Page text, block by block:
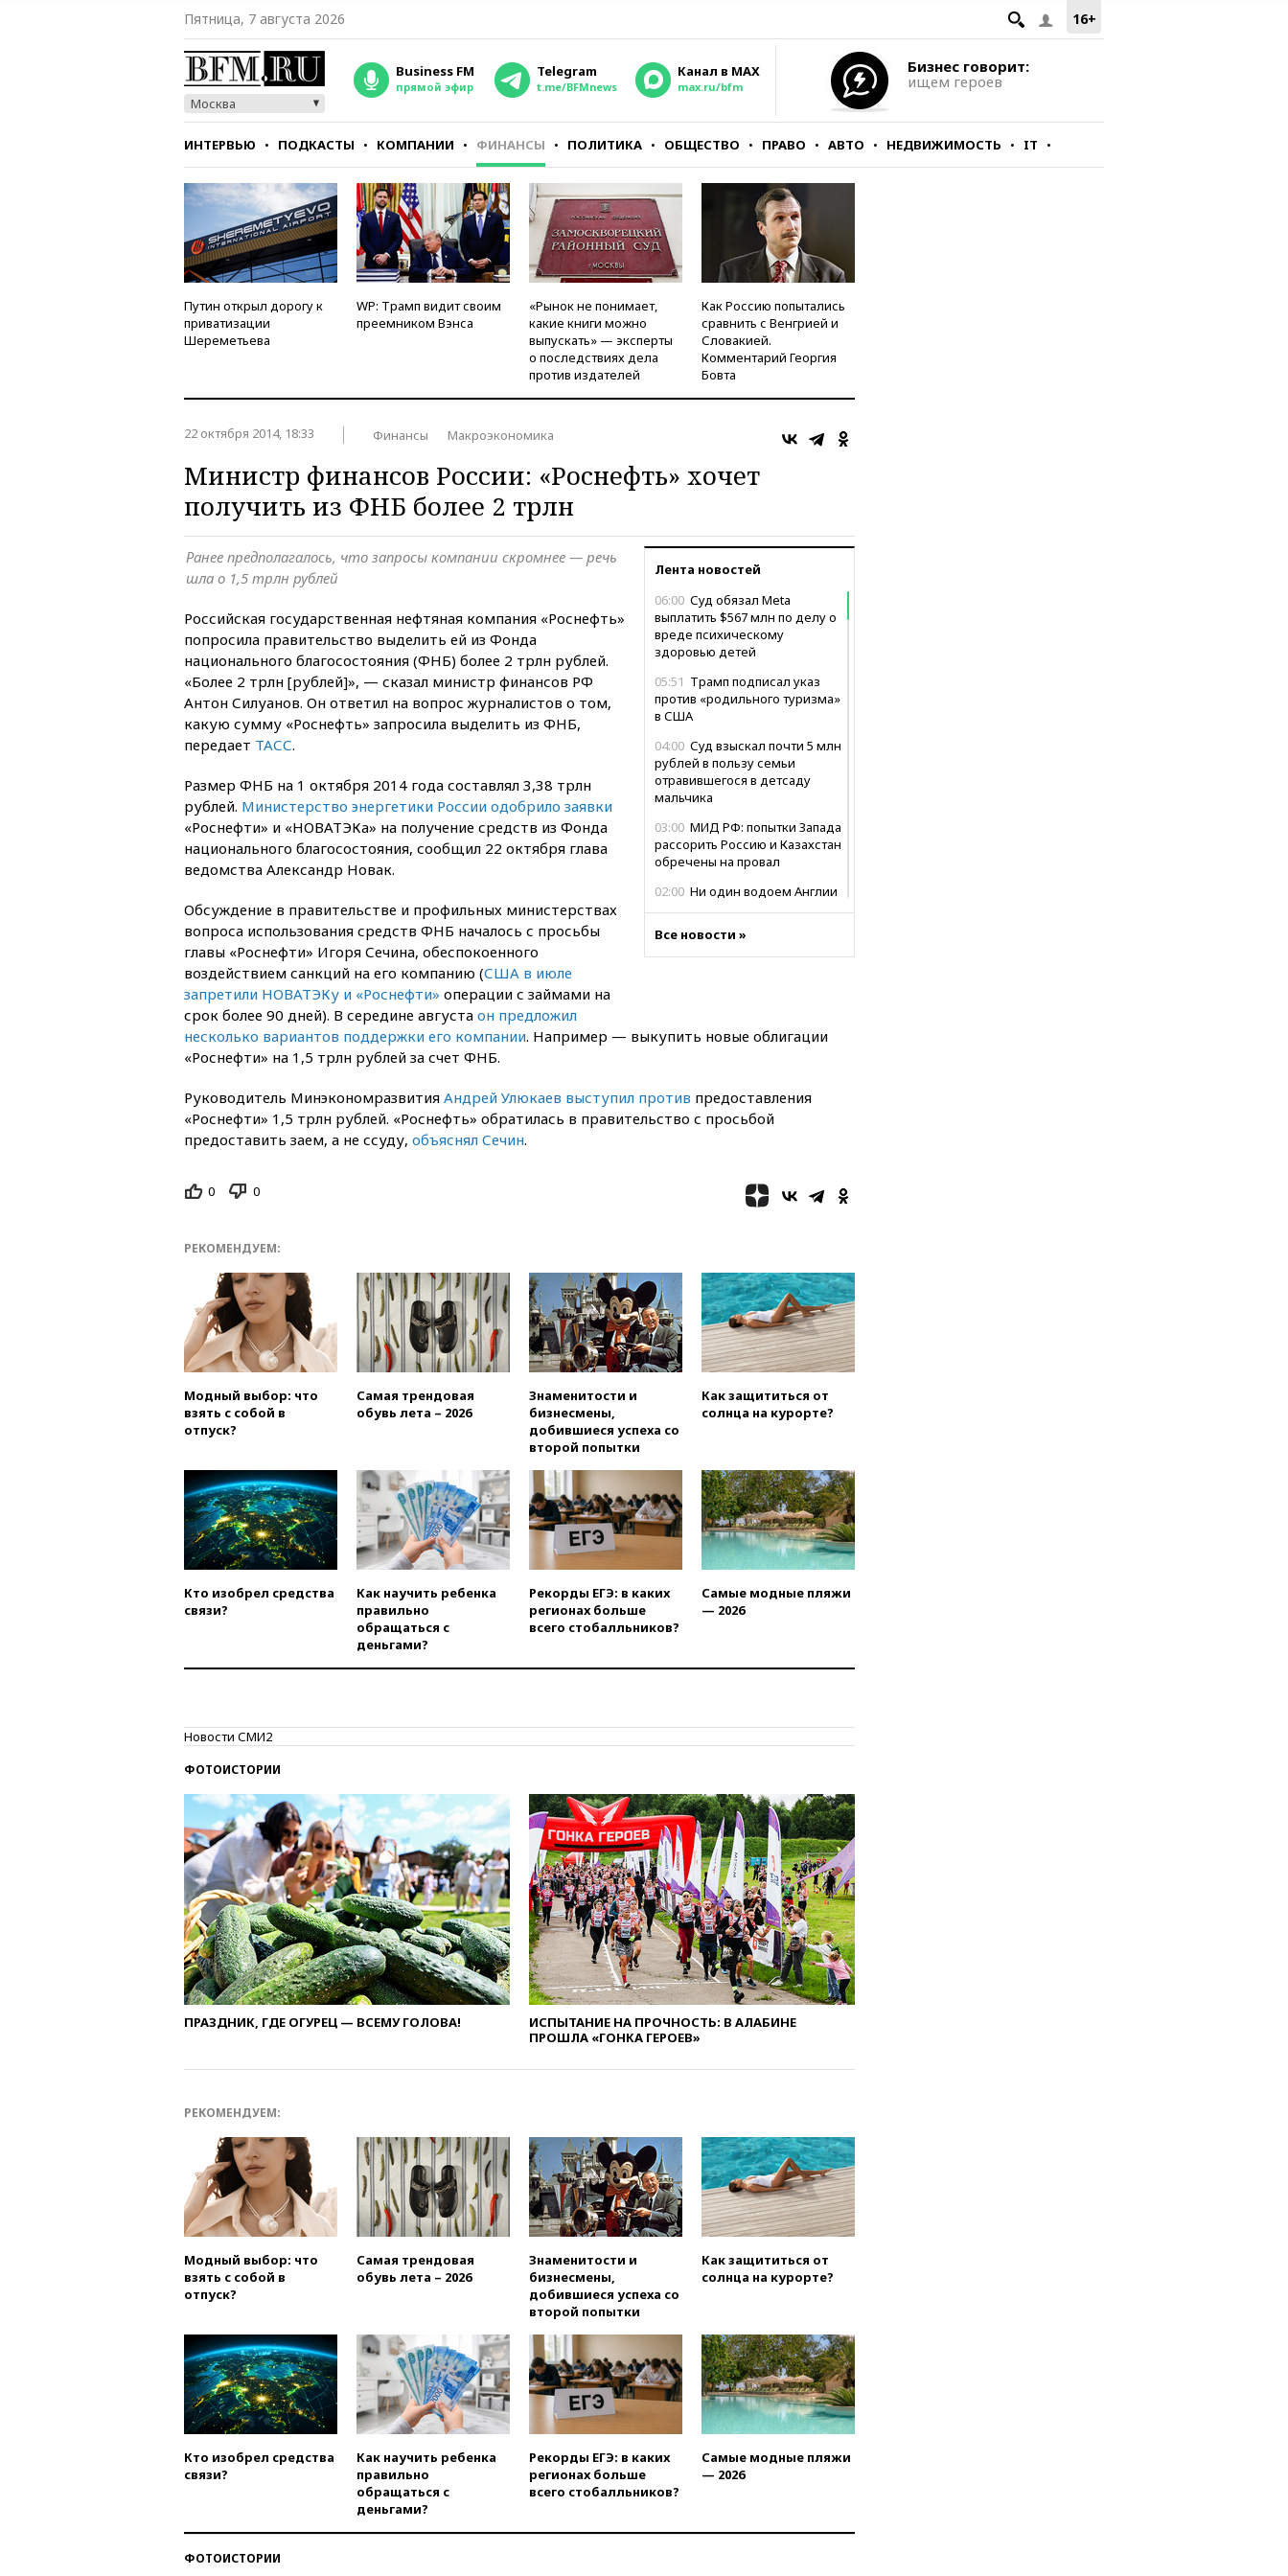
16+
Пятница, 7 августа 2026
Москва
Business FM
прямой эфир
Telegram
t.me/BFMnews
Канал в MAX
max.ru/bfm
Бизнес говорит:
ищем героев
ИНТЕРВЬЮ ПОДКАСТЫ КОМПАНИИ ФИНАНСЫ ПОЛИТИКА ОБЩЕСТВО ПРАВО АВТО НЕДВИЖИМОСТЬ IT
СТИЛЬ ТЕСТЫ
Путин открыл дорогу к
приватизации
Шереметьева
WP: Трамп видит своим
преемником Вэнса
«Рынок не понимает,
какие книги можно
выпускать» — эксперты
о последствиях дела
против издателей
Как Россию попытались
сравнить с Венгрией и
Словакией.
Комментарий Георгия
Бовта
22 октября 2014, 18:33 Финансы Макроэкономика
Министр финансов России: «Роснефть» хочет
получить из ФНБ более 2 трлн
Лента новостей
06:00 Суд обязал Meta
выплатить $567 млн по делу о
вреде психическому
здоровью детей
05:51 Трамп подписал указ
против «родильного туризма»
в США
04:00 Суд взыскал почти 5 млн
рублей в пользу семьи
отравившегося в детсаду
мальчика
03:00 МИД РФ: попытки Запада
рассорить Россию и Казахстан
обречены на провал
02:00 Ни один водоем Англии
01:00Трамп: США сами
необходимости пополнения
признать «Яблоко»
нежелательной организацией
при падении деревьев во
вчера, 22:35Винисиус
продлил контракт с «Реалом»
до 2032 года
вчера, 22:28Отказаться от
российского гражданства
станет значительно дороже
вчера, 22:20 Путин назвал 76-ю
гвардейскую десантно-
штурмовую дивизию
вчера, 22:15Путин заслушал
доклад о ситуации на
добропольском направлении
вчера, 21:58 Генпрокуратура
признала нежелательным в
Rights Foundation
вчера, 21:35
и Геленджик
Европы в прыжках с 10-
метровой вышки
обращений о прекращении
концессии строительства ж/д
в Армении
вчера, 21:00В России вновь
обсуждают эксперимент по
онлайн-продаже алкоголя
вчера, 20:45Матвиенко:
россиянам могут
рекомендовать не посещать
Армению
вчера, 20:35ПВО за день
сбила еще 281 украинский
беспилотник над Россией
вчера, 20:27Ямпольская
вчера, 20:15Минтранс
предложил оплачивать
защиту дорог от БПЛА из
средств на ремонт
вчера, 20:00Зеленский 8
официальным визитом
вчера, 19:58
вчера, 19:50Аэропорты Сочи и
Ярославля приостановили
работу
вчера, 19:35 WP: Трамп
республиканцев поддержать
Вэнса на выборах 2028 года
2022 года
Все новости »
Ранее предполагалось, что запросы компании скромнее — речь
шла о 1,5 трлн рублей
Российская государственная нефтяная компания «Роснефть»
попросила правительство выделить ей из Фонда
национального благосостояния (ФНБ) более 2 трлн рублей.
«Более 2 трлн [рублей]», — сказал министр финансов РФ
Антон Силуанов. Он ответил на вопрос журналистов о том,
какую сумму «Роснефть» запросила выделить из ФНБ,
передает ТАСС.
Размер ФНБ на 1 октября 2014 года составлял 3,38 трлн
рублей. Министерство энергетики России одобрило заявки
«Роснефти» и «НОВАТЭКа» на получение средств из Фонда
национального благосостояния, сообщил 22 октября глава
ведомства Александр Новак.
Обсуждение в правительстве и профильных министерствах
вопроса использования средств ФНБ началось с просьбы
главы «Роснефти» Игоря Сечина, обеспокоенного
воздействием санкций на его компанию (США в июле
запретили НОВАТЭКу и «Роснефти» операции с займами на
срок более 90 дней). В середине августа он предложил
несколько вариантов поддержки его компании. Например — выкупить новые облигации
«Роснефти» на 1,5 трлн рублей за счет ФНБ.
Руководитель Минэкономразвития Андрей Улюкаев выступил против предоставления
«Роснефти» 1,5 трлн рублей. «Роснефть» обратилась в правительство с просьбой
предоставить заем, а не ссуду, объяснял Сечин.
0 0
РЕКОМЕНДУЕМ:
Модный выбор: что
взять с собой в
отпуск?
Самая трендовая
обувь лета – 2026
Знаменитости и
бизнесмены,
добившиеся успеха со
второй попытки
Как защититься от
солнца на курорте?
Кто изобрел средства
связи?
Как научить ребенка
правильно
обращаться с
деньгами?
Рекорды ЕГЭ: в каких
регионах больше
всего стобалльников?
Самые модные пляжи
— 2026
Новости СМИ2
ФОТОИСТОРИИ
ПРАЗДНИК, ГДЕ ОГУРЕЦ — ВСЕМУ ГОЛОВА!
ИСПЫТАНИЕ НА ПРОЧНОСТЬ: В АЛАБИНЕ
ПРОШЛА «ГОНКА ГЕРОЕВ»
РЕКОМЕНДУЕМ:
Модный выбор: что
взять с собой в
отпуск?
Самая трендовая
обувь лета – 2026
Знаменитости и
бизнесмены,
добившиеся успеха со
второй попытки
Как защититься от
солнца на курорте?
Кто изобрел средства
связи?
Как научить ребенка
правильно
обращаться с
деньгами?
Рекорды ЕГЭ: в каких
регионах больше
всего стобалльников?
Самые модные пляжи
— 2026
ФОТОИСТОРИИ